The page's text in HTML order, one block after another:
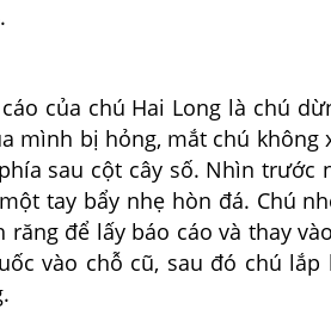
của chú Hai Long là chú
mình bị hỏng, mắt chú không
sau cột cây số. Nhìn trước
tay bẩy nhẹ hòn đá. Chú
để lấy báo cáo và thay
vào chỗ cũ, sau đó chú lắp